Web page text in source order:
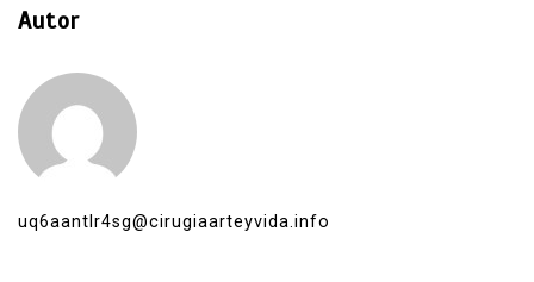
Autor
uq6aantlr4sg@cirugiaarteyvida.info